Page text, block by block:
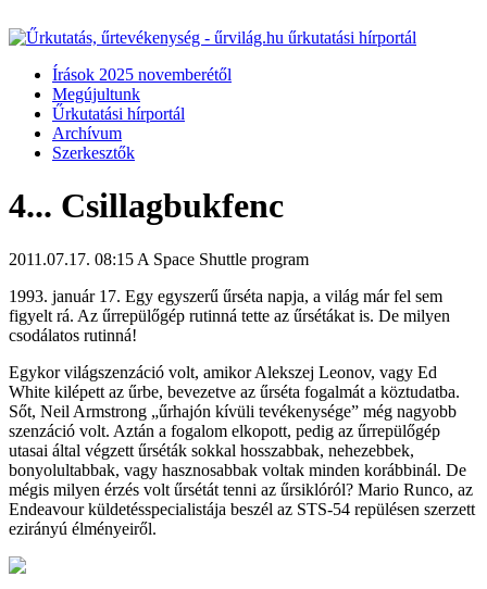
Írások 2025 novemberétől
Megújultunk
Űrkutatási hírportál
Archívum
Szerkesztők
4... Csillagbukfenc
2011.07.17. 08:15 A Space Shuttle program
1993. január 17. Egy egyszerű űrséta napja, a világ már fel sem
figyelt rá. Az űrrepülőgép rutinná tette az űrsétákat is. De milyen
csodálatos rutinná!
Egykor világszenzáció volt, amikor Alekszej Leonov, vagy Ed
White kilépett az űrbe, bevezetve az űrséta fogalmát a köztudatba.
Sőt, Neil Armstrong „űrhajón kívüli tevékenysége” még nagyobb
szenzáció volt. Aztán a fogalom elkopott, pedig az űrrepülőgép
utasai által végzett űrséták sokkal hosszabbak, nehezebbek,
bonyolultabbak, vagy hasznosabbak voltak minden korábbinál. De
mégis milyen érzés volt űrsétát tenni az űrsiklóról? Mario Runco, az
Endeavour küldetésspecialistája beszél az STS-54 repülésen szerzett
ezirányú élményeiről.